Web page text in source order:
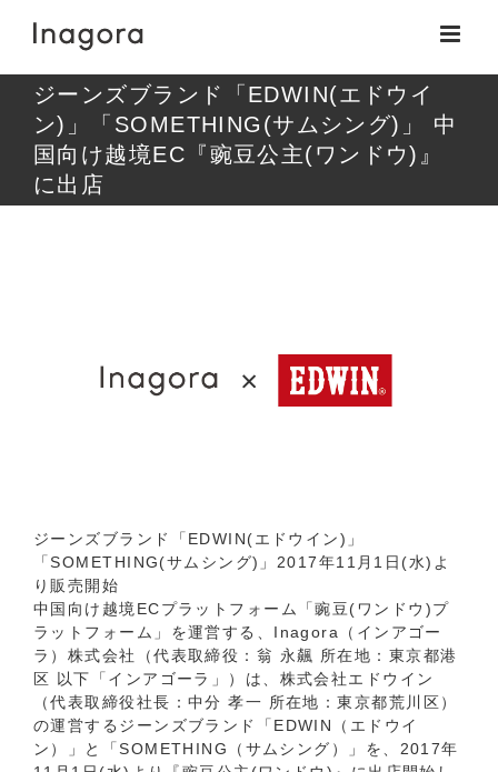
ジーンズブランド「EDWIN(エドウイ
ン)」「SOMETHING(サムシング)」 中
国向け越境EC『豌豆公主(ワンドウ)』
に出店
ジーンズブランド「EDWIN(エドウイン)」
「SOMETHING(サムシング)」2017年11月1日(水)よ
り販売開始
中国向け越境ECプラットフォーム「豌豆(ワンドウ)プ
ラットフォーム」を運営する、Inagora（インアゴー
ラ）株式会社（代表取締役：翁 永飆 所在地：東京都港
区 以下「インアゴーラ」）は、株式会社エドウイン
（代表取締役社長：中分 孝一 所在地：東京都荒川区）
の運営するジーンズブランド「EDWIN（エドウイ
ン）」と「SOMETHING（サムシング）」を、2017年